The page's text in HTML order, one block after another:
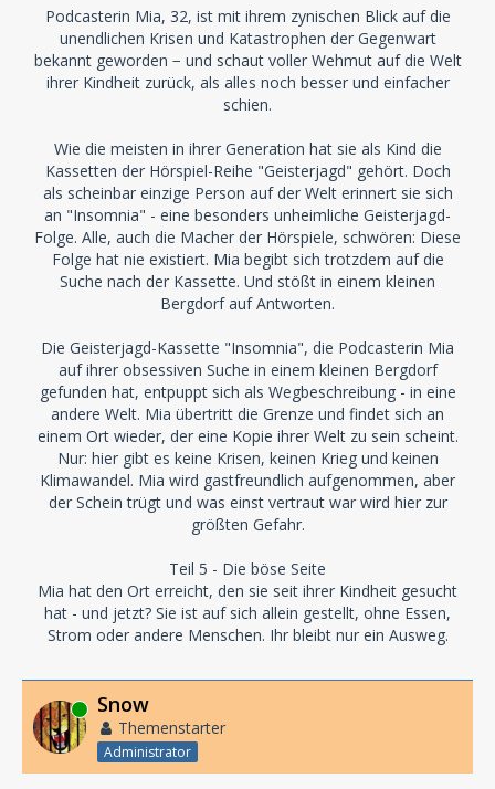
Podcasterin Mia, 32, ist mit ihrem zynischen Blick auf die
unendlichen Krisen und Katastrophen der Gegenwart
bekannt geworden − und schaut voller Wehmut auf die Welt
ihrer Kindheit zurück, als alles noch besser und einfacher
schien.
Wie die meisten in ihrer Generation hat sie als Kind die
Kassetten der Hörspiel-Reihe "Geisterjagd" gehört. Doch
als scheinbar einzige Person auf der Welt erinnert sie sich
an "Insomnia" - eine besonders unheimliche Geisterjagd-
Folge. Alle, auch die Macher der Hörspiele, schwören: Diese
Folge hat nie existiert. Mia begibt sich trotzdem auf die
Suche nach der Kassette. Und stößt in einem kleinen
Bergdorf auf Antworten.
Die Geisterjagd-Kassette "Insomnia", die Podcasterin Mia
auf ihrer obsessiven Suche in einem kleinen Bergdorf
gefunden hat, entpuppt sich als Wegbeschreibung - in eine
andere Welt. Mia übertritt die Grenze und findet sich an
einem Ort wieder, der eine Kopie ihrer Welt zu sein scheint.
Nur: hier gibt es keine Krisen, keinen Krieg und keinen
Klimawandel. Mia wird gastfreundlich aufgenommen, aber
der Schein trügt und was einst vertraut war wird hier zur
größten Gefahr.
Teil 5 - Die böse Seite
Mia hat den Ort erreicht, den sie seit ihrer Kindheit gesucht
hat - und jetzt? Sie ist auf sich allein gestellt, ohne Essen,
Strom oder andere Menschen. Ihr bleibt nur ein Ausweg.
Online Snow
Themenstarter
Administrator